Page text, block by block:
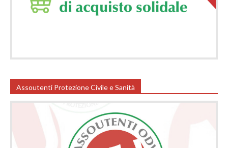
Assoutenti Protezione Civile e Sanità